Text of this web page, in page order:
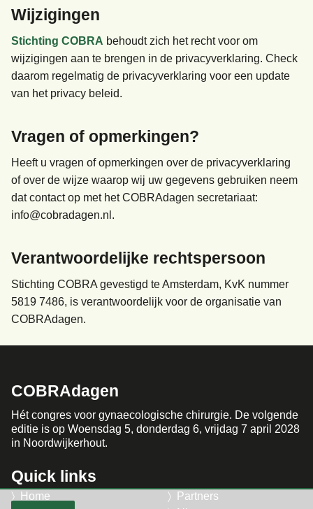
Wijzigingen
Stichting COBRA behoudt zich het recht voor om
wijzigingen aan te brengen in de privacyverklaring. Check
daarom regelmatig de privacyverklaring voor een update
van het privacy beleid.
Vragen of opmerkingen?
Heeft u vragen of opmerkingen over de privacyverklaring
of over de wijze waarop wij uw gegevens gebruiken neem
dat contact op met het COBRAdagen secretariaat:
info@cobradagen.nl.
Verantwoordelijke rechtspersoon
Stichting COBRA gevestigd te Amsterdam, KvK nummer
5819 7486, is verantwoordelijk voor de organisatie van
COBRAdagen.
COBRAdagen
Hét congres voor gynaecologische chirurgie. De volgende
editie is op Woensdag 5, donderdag 6, vrijdag 7 april 2028
in Noordwijkerhout.
Quick links
Home
Partners